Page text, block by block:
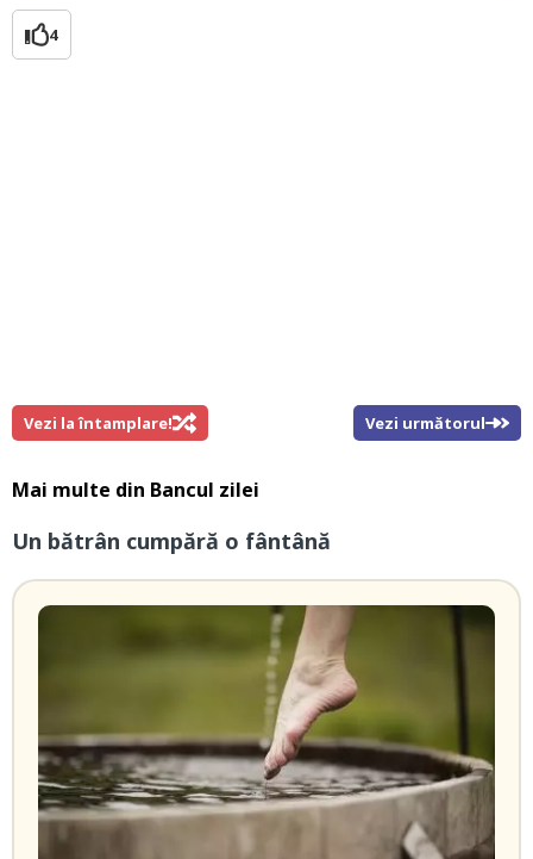
4
Vezi la întamplare! Vezi următorul
Mai multe din Bancul zilei
Un bătrân cumpără o fântână